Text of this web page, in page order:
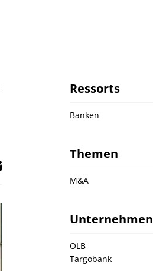
Ressorts
Banken
Themen
M&A
Unternehmen
OLB
Targobank